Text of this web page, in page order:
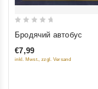
out
of
Бродячий автобус
€7,99
inkl. Mwst., zzgl. Versand